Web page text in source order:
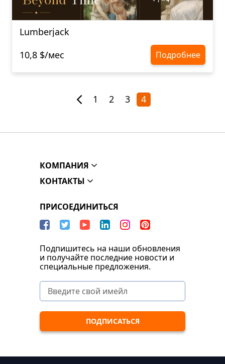
Lumberjack
10,8 $/мес
Подробнее
1 2 3 4
КОМПАНИЯ
КОНТАКТЫ
ПРИСОЕДИНИТЬСЯ
Подпишитесь на наши обновления
и получайте последние новости и
специальные предложения.